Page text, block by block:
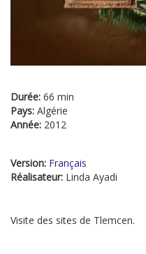
Durée: 66 min
Pays: Algérie
Année: 2012
Version: Français
Réalisateur: Linda Ayadi
Visite des sites de Tlemcen.